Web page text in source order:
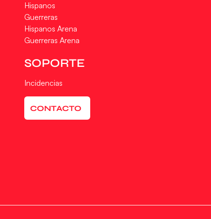
Hispanos
Guerreras
Hispanos Arena
Guerreras Arena
SOPORTE
Incidencias
CONTACTO